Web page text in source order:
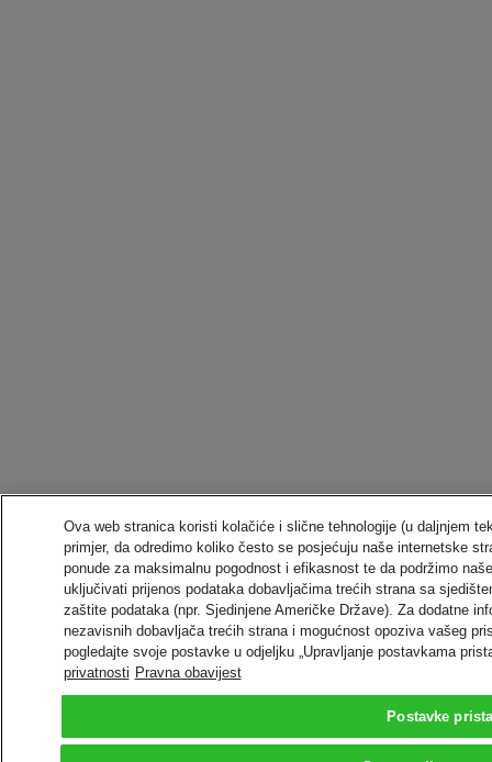
Ova web stranica koristi kolačiće i slične tehnologije (u daljnjem
primjer, da odredimo koliko često se posjećuju naše internetske
ponude za maksimalnu pogodnost i efikasnost te da podržimo
uključivati prijenos podataka dobavljačima trećih strana sa
zaštite podataka (npr. Sjedinjene Američke Države). Za dodatne
nezavisnih dobavljača trećih strana i mogućnost opoziva vašeg
pogledajte svoje postavke u odjeljku „Upravljanje postavkama
privatnosti Pravna obavijest
Postavke